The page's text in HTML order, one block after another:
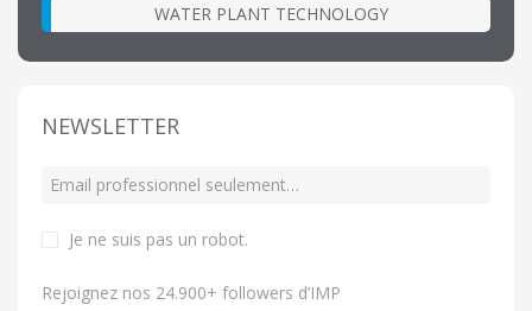
WATER PLANT TECHNOLOGY
NEWSLETTER
Je ne suis pas un robot.
Rejoignez nos 24.900+ followers d’IMP